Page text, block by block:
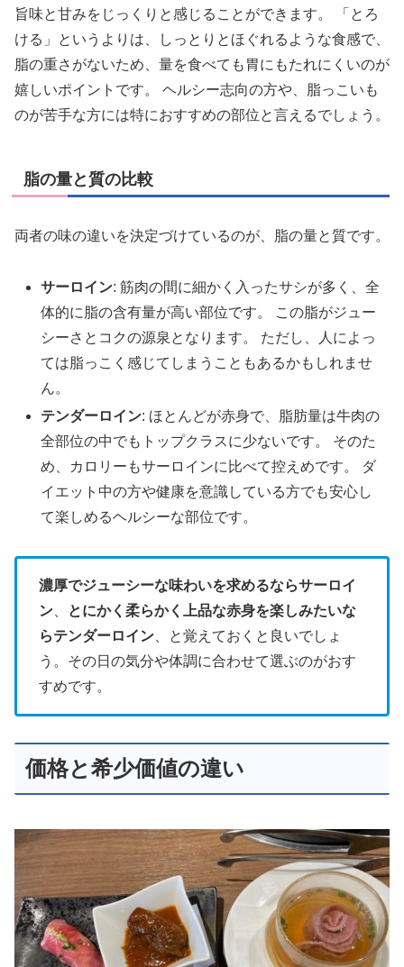
旨味と甘みをじっくりと感じることができます。 「とろ
ける」というよりは、しっとりとほぐれるような食感で、
脂の重さがないため、量を食べても胃にもたれにくいのが
嬉しいポイントです。 ヘルシー志向の方や、脂っこいも
のが苦手な方には特におすすめの部位と言えるでしょう。
脂の量と質の比較
両者の味の違いを決定づけているのが、脂の量と質です。
サーロイン: 筋肉の間に細かく入ったサシが多く、全
体的に脂の含有量が高い部位です。 この脂がジュー
シーさとコクの源泉となります。 ただし、人によっ
ては脂っこく感じてしまうこともあるかもしれませ
ん。
テンダーロイン: ほとんどが赤身で、脂肪量は牛肉の
全部位の中でもトップクラスに少ないです。 そのた
め、カロリーもサーロインに比べて控えめです。 ダ
イエット中の方や健康を意識している方でも安心し
て楽しめるヘルシーな部位です。
濃厚でジューシーな味わいを求めるならサーロイ
ン
とにかく柔らかく上品な赤身を楽しみたいな
らテンダーロイン 、と覚えておくと良いでしょ
う。その日の気分や体調に合わせて選ぶのがおす
すめです。
価格と希少価値の違い